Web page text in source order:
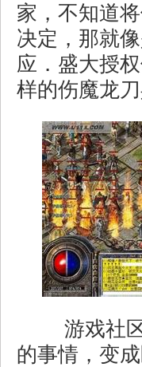
家，不知道
决定，那就
应．盛大授
样的伤魔龙刀
游戏社
的事情，变